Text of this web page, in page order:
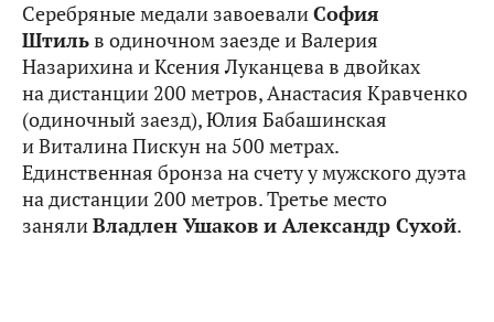
Серебряные медали завоевалиСофия
Штильв одиночном заезде и Валерия
Назарихина и Ксения Луканцева в двойках
на дистанции 200 метров, Анастасия Кравченко
(одиночный заезд), Юлия Бабашинская
и Виталина Пискун на 500 метрах.
Единственная бронза на счету у мужского дуэта
на дистанции 200 метров. Третье место
занялиВладлен Ушаков и Александр Сухой.